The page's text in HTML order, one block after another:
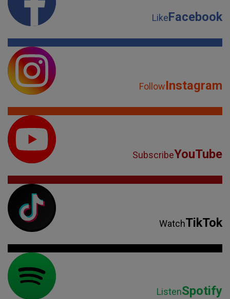
LikeFacebook
FollowInstagram
SubscribeYouTube
WatchTikTok
ListenSpotify